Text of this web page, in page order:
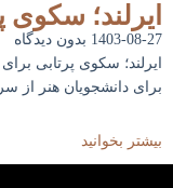
ایرلند؛ سکوی
1403-08-27 بدون دیدگاه
ایرلند؛ سکوی پرتابی
برای دانشجویان هنر از
بیشتر بخوانید